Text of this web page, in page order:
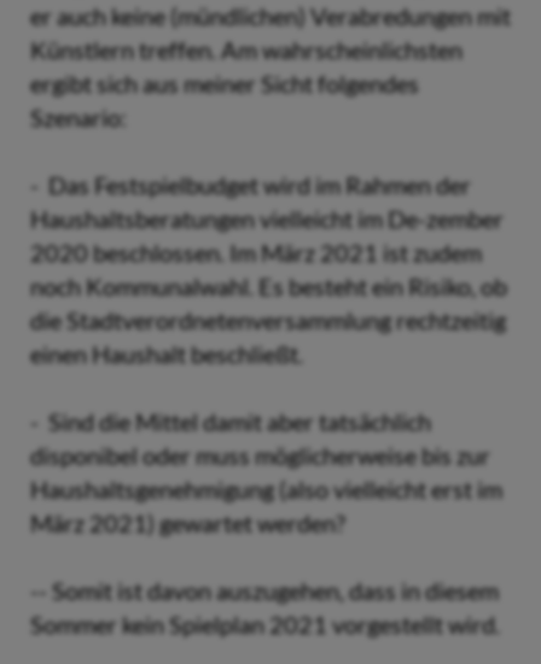
er auch keine (mündlichen) Verabredungen mit
Künstlern treffen. Am wahrscheinlichsten
ergibt sich aus meiner Sicht folgendes
Szenario:
- Das Festspielbudget wird im Rahmen der
Haushaltsberatungen vielleicht im De-zember
2020 beschlossen. Im März 2021 ist zudem
noch Kommunalwahl. Es besteht ein Risiko, ob
die Stadtverordnetenversammlung rechtzeitig
einen Haushalt beschließt.
- Sind die Mittel damit aber tatsächlich
disponibel oder muss möglicherweise bis zur
Haushaltsgenehmigung (also vielleicht erst im
März 2021) gewartet werden?
-- Somit ist davon auszugehen, dass in diesem
Sommer kein Spielplan 2021 vorgestellt wird.